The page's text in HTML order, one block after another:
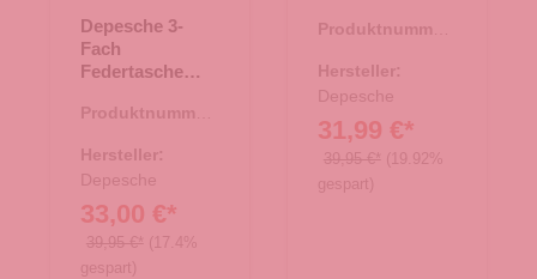
Depesche 3-
Fach
Federtasche
POPPY SAND
Produktnummer:
Hersteller:
Depesche
33,00 €*
39,95 €* (17.4%
gespart)
Creme und Lila
Produktnummer:
Hersteller:
Depesche
31,99 €*
39,95 €* (19.92%
gespart)